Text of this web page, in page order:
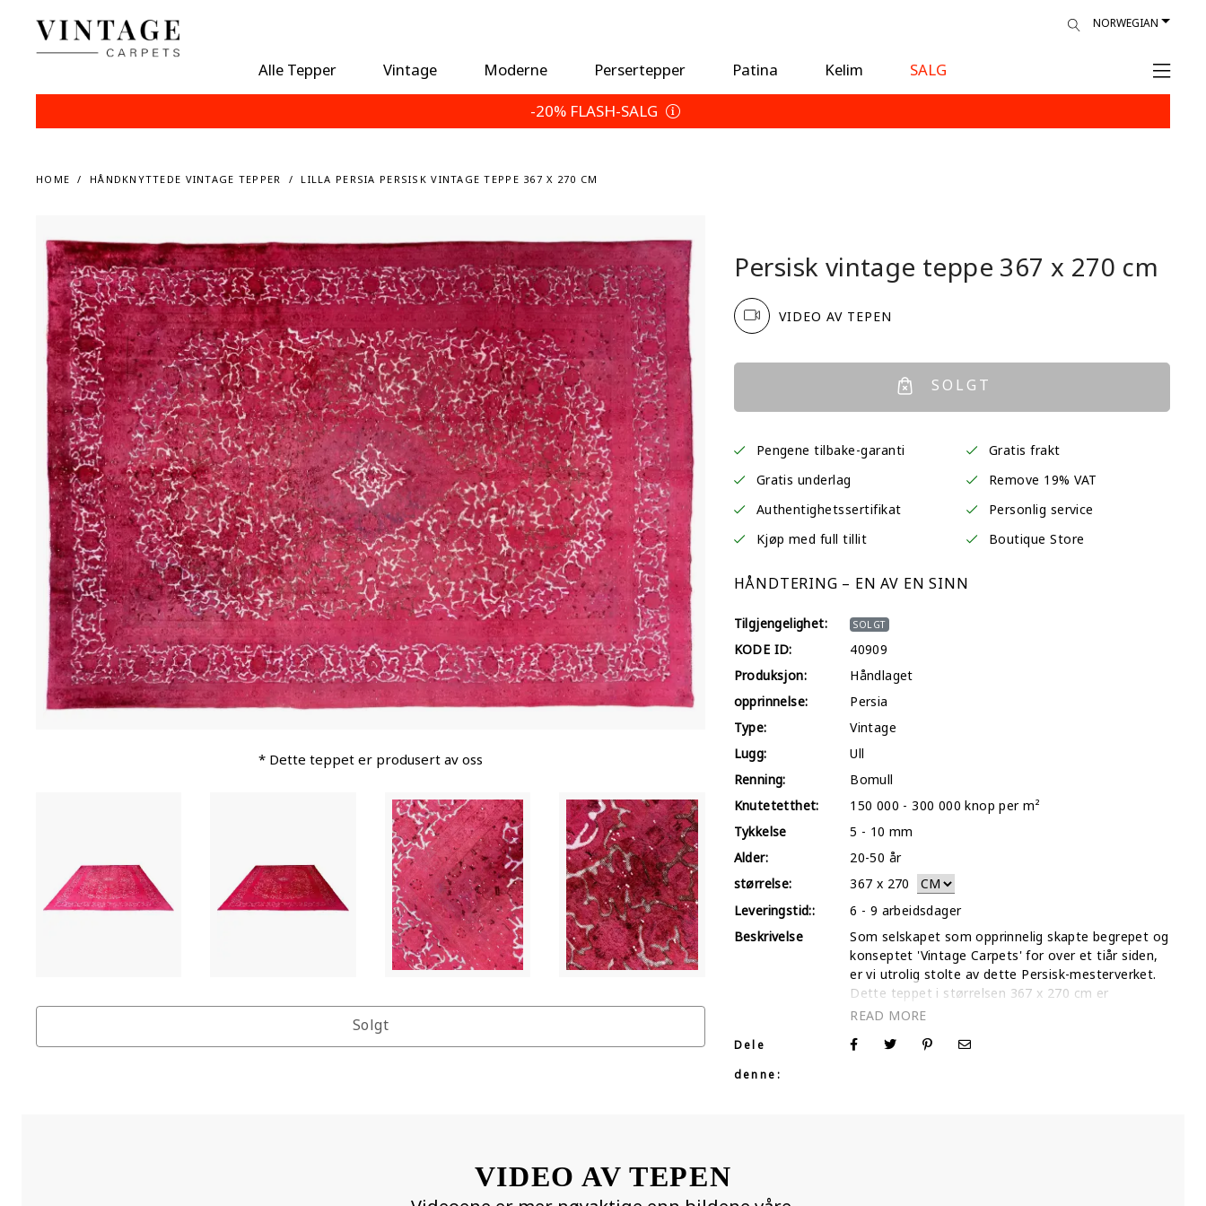
NORWEGIAN
Alle Tepper Vintage Moderne Persertepper Patina Kelim
SALG
-20% FLASH-SALG
HOME HÅNDKNYTTEDE VINTAGE TEPPER LILLA PERSIA PERSISK VINTAGE TEPPE 367 X 270 CM
* Dette teppet er produsert av oss
Solgt
Persisk vintage teppe 367 x 270 cm
VIDEO AV TEPEN
SOLGT
Pengene tilbake-garanti
Gratis frakt
Gratis underlag
Remove 19% VAT
Authentighetssertifikat
Personlig service
Kjøp med full tillit
Boutique Store
HÅNDTERING – EN AV EN SINN
Tilgjengelighet: SOLGT
KODE ID:
40909
Produksjon:
Håndlaget
opprinnelse:
Persia
Type:
Vintage
Lugg:
Ull
Renning:
Bomull
Knutetetthet:
150 000 - 300 000 knop per m²
Tykkelse
5 - 10 mm
Alder:
20-50 år
størrelse:
367 x 270
Leveringstid::
6 - 9 arbeidsdager
Beskrivelse
Som selskapet som opprinnelig skapte begrepet og
konseptet 'Vintage Carpets' for over et tiår siden,
er vi utrolig stolte av dette Persisk-mesterverket.
Dette teppet i størrelsen 367 x 270 cm er
håndknyttet for mellom 20 og 50 år siden og ble
og strukturelle integritet. Som de første i bransjen
Dele
denne:
VIDEO AV TEPEN